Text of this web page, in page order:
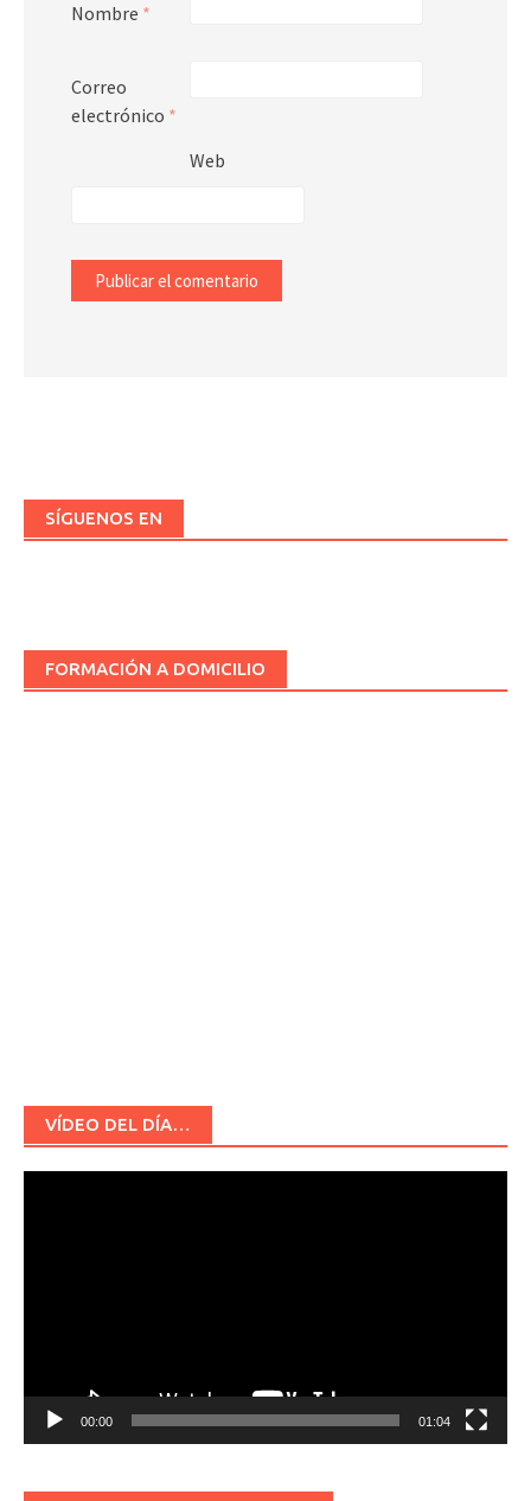
Nombre *
Correo
electrónico *
Web
SÍGUENOS EN
FORMACIÓN A DOMICILIO
VÍDEO DEL DÍA…
00:00 01:04